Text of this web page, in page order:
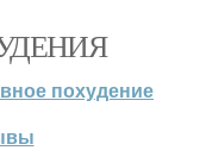
похудение